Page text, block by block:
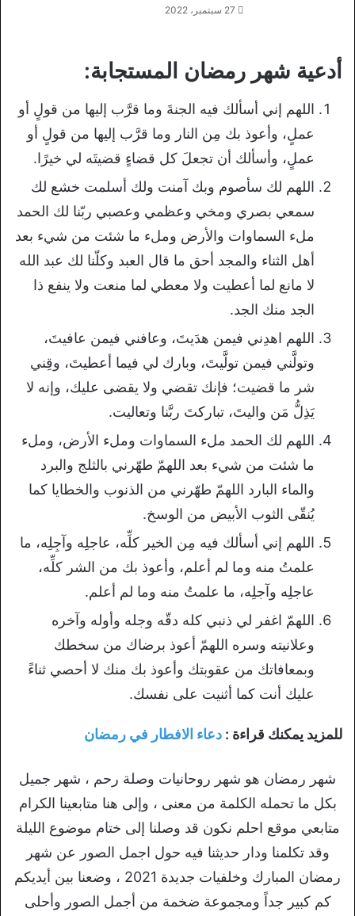
27 سبتمبر، 2022
أدعية شهر رمضان المستجابة:
اللهم إني أسألك فيه الجنةَ وما قرَّب إليها من قولٍ أو
عملٍ، وأعوذ بك مِن النار وما قرَّب إليها من قولٍ أو
عملٍ، وأسألك أن تجعلَ كل قضاءٍ قضيتَه لي خيرًا.
اللهم لك سأصوم وبك آمنت ولك أسلمت خشع لك
سمعي بصري ومخي وعظمي وعصبي ربّنا لك الحمد
ملء السماوات والأرض وملء ما شئت من شيء بعد
أهل الثناء والمجد أحق ما قال العبد وكلّنا لك عبد الله
لا مانع لما أعطيت ولا معطي لما منعت ولا ينفع ذا
الجد منك الجد.
اللهم اهدِني فيمن هدَيتَ، وعافني فيمن عافيتَ،
وتولَّني فيمن تولَّيتَ، وبارك لي فيما أعطيتَ، وقِني
شر ما قضيت؛ فإنك تقضي ولا يقضى عليك، وإنه لا
يَذِلُّ مَن واليتَ، تباركتَ ربَّنا وتعاليت.
اللهم لك الحمد ملء السماوات وملء الأرض، وملء
ما شئت من شيء بعد اللهمّ طهّرني بالثلج والبرد
والماء البارد اللهمّ طهّرني من الذنوب والخطايا كما
يُنقّى الثوب الأبيض من الوسخ.
اللهم إني أسألك فيه مِن الخير كلِّه، عاجلِه وآجِلِه، ما
علمتُ منه وما لم أعلم، وأعوذ بك من الشر كلِّه،
عاجلِه وآجلِه، ما علمتُ منه وما لم أعلم.
اللهمّ اغفر لي ذنبي كله دقّه وجله وأوله وآخره
وعلانيته وسره اللهمّ أعوذ برضاك من سخطك
وبمعافاتك من عقوبتك وأعوذ بك منك لا أحصي ثناءً
عليك أنت كما أثنيت على نفسك.
للمزيد يمكنك قراءة : دعاء الافطار في رمضان
شهر رمضان هو شهر روحانيات وصلة رحم ، شهر جميل
بكل ما تحمله الكلمة من معنى ، وإلى هنا متابعينا الكرام
متابعي موقع احلم نكون قد وصلنا إلى ختام موضوع الليلة
وقد تكلمنا ودار حديثنا فيه حول اجمل الصور عن شهر
رمضان المبارك وخلفيات جديدة 2021 ، وضعنا بين أيديكم
كم كبير جداً ومجموعة ضخمة من أجمل الصور وأحلى